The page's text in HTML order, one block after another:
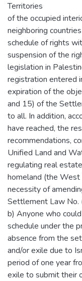
Territories
of the occupied
neighboring
schedule of rights
suspension of the
legislation in
registration entered
expiration of the
and 15) of the
to all. In addition,
have reached, the
recommendations,
Unified Land and
regulating real
homeland (the West
necessity of
Settlement Law
b) Anyone who
schedule under the
absence from the
and/or exile due to
period of one year
exile to submit their